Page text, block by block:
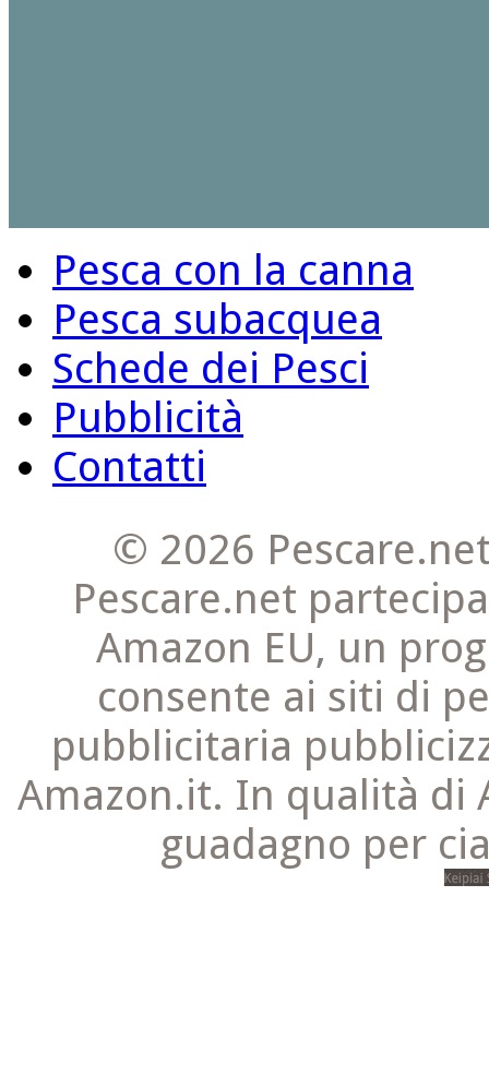
Pesca con la canna
Pesca subacquea
Schede dei Pesci
Pubblicità
Contatti
© 2026
Pescare.net
Amazon EU, un
consente ai siti di
pubblicitaria
Amazon.it. In qualità di
guadagno per